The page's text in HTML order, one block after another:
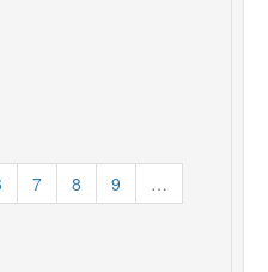
7 8 9
…